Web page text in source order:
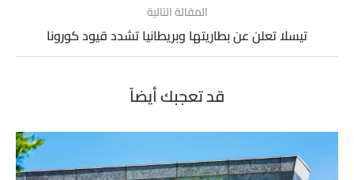
المقالة التالية
تيسلا تعلن عن بطاريتها وبريطانيا تشدد قيود كورونا
قد تعجبك أيضاً